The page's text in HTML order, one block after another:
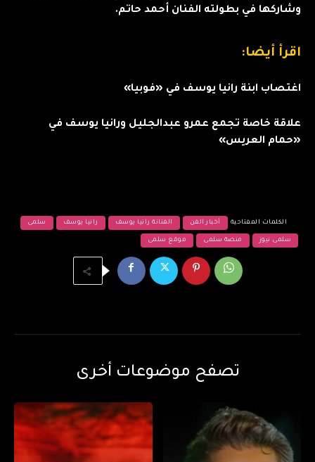
وشاركها في بطولته الفنان أحمد حاتم.
اقرأ أيضا:
اغتصاب ابنة رانيا يوسف في «فوبيا»
علاقة خاصة تجمع عمرو عبدالجليل ورانيا يوسف في
«حمام العريس»
الكلمات المفتاحية أخبار الفن الفنانة رانيا يوسف رانيا يوسف سلمى
سلمى نيوز منصة سلمى موقع سلمى
تصفح موضوعات أخرى